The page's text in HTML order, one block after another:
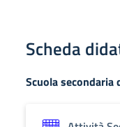
Scheda
Scuola secondaria